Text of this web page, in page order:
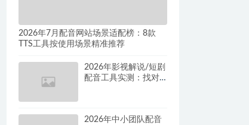
2026年7月配音网站场景适配榜：8款
TTS工具按使用场景精准推荐
2026年影视解说/短剧
配音工具实测：找对
2026年中小团队配音